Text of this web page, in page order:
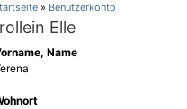
» Benutzerkonto
Elle
Name